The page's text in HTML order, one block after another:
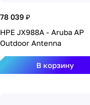
78 039 ₽
HPE JX988A - Aruba AP
Outdoor Antenna
В корзину